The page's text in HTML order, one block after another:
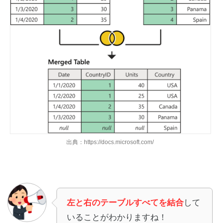
出典：https://docs.microsoft.com/
左と右のテーブルすべてを結合して
いることがわかりますね！